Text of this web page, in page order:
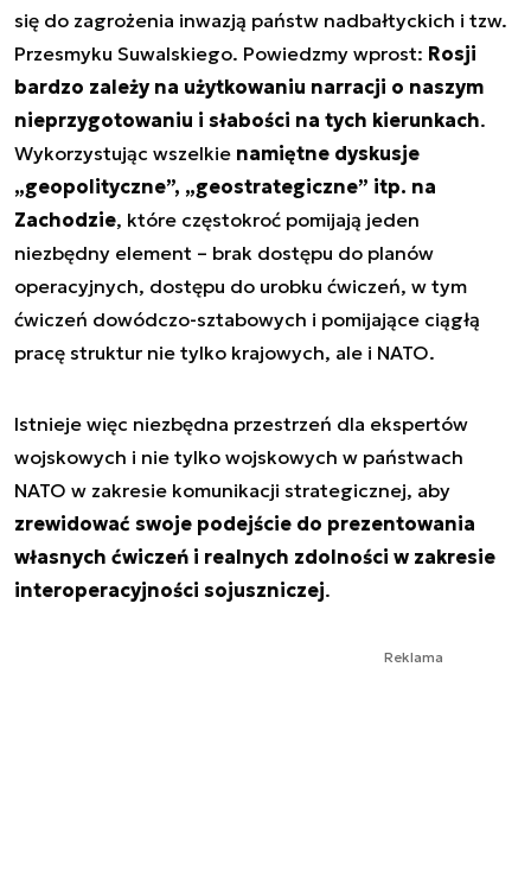
się do zagrożenia inwazją państw nadbałtyckich i tzw.
Przesmyku Suwalskiego. Powiedzmy wprost: Rosji
bardzo zależy na użytkowaniu narracji o naszym
nieprzygotowaniu i słabości na tych kierunkach.
Wykorzystując wszelkie namiętne dyskusje
„geopolityczne”, „geostrategiczne” itp. na
Zachodzie, które częstokroć pomijają jeden
niezbędny element – brak dostępu do planów
operacyjnych, dostępu do urobku ćwiczeń, w tym
ćwiczeń dowódczo-sztabowych i pomijające ciągłą
pracę struktur nie tylko krajowych, ale i NATO.
Istnieje więc niezbędna przestrzeń dla ekspertów
wojskowych i nie tylko wojskowych w państwach
NATO w zakresie komunikacji strategicznej, aby
zrewidować swoje podejście do prezentowania
własnych ćwiczeń i realnych zdolności w zakresie
interoperacyjności sojuszniczej.
Reklama